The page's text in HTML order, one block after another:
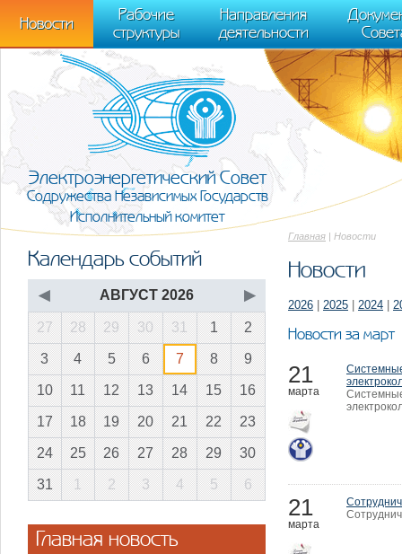
m[i].l=1*new Date(); for (var j = 0; j < document.scripts.length; j++) {if
[0],k.async=1,k.src=r,a.parentNode.insertBefore(k,a)}) (window,
trackLinks:true, accurateTrackBounce:true });
Новости
Рабочие
структуры
Направления
деятельности
Электроэнергетический Совет
Содружества Независимых Государств
Исполнительный комитет
Главная | Новости
Новости
2026 2025 2024
Новости за
21
марта
21
марта
Календарь событий
◀ АВГУСТ 2026 ▶
27 28 29 30 31 1 2
3 4 5 6 7 8 9
10 11 12 13 14 15 16
17 18 19 20 21 22 23
24 25 26 27 28 29 30
31 1 2 3 4 5 6
Главная новость